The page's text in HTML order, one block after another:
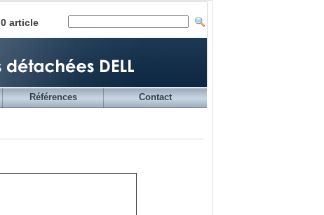
0 article
Références Contact